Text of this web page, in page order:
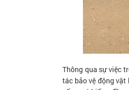
Thông qua sự việc
tác bảo vệ động vật